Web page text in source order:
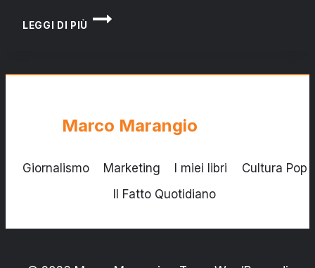
LEGGI DI PIÙ
ISCHIA:
FA
Marco Marangio
Giornalismo Marketing I miei libri
Cultura Pop
Il Fatto Quotidiano